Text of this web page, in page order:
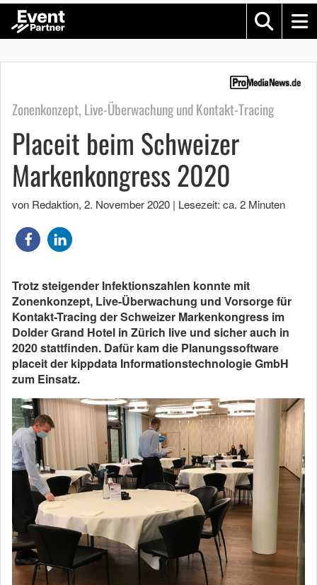
Zonenkonzept, Live-Überwachung und Kontakt-Tracing
Placeit beim Schweizer
Markenkongress 2020
von Redaktion, 2. November 2020 | Lesezeit: ca. 2 Minuten
Trotz steigender Infektionszahlen konnte mit
Zonenkonzept, Live-Überwachung und Vorsorge für
Kontakt-Tracing der Schweizer Markenkongress im
Dolder Grand Hotel in Zürich live und sicher auch in
2020 stattfinden. Dafür kam die Planungssoftware
placeit der kippdata Informationstechnologie GmbH
zum Einsatz.